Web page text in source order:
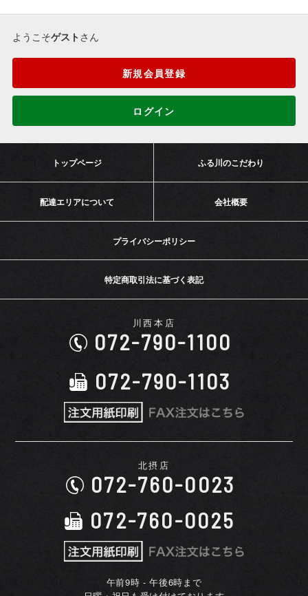
ようこそゲスト さん
新規会員登録
ログイン
トップページ ふる川のこだわり
配達エリアについて 会社概要
プライバシーポリシー
特定商取引法に基づく表記
川西本店
072-790-1100
072-790-1103
北摂店
072-760-0023
072-760-0025
午前9時 - 午後6時まで